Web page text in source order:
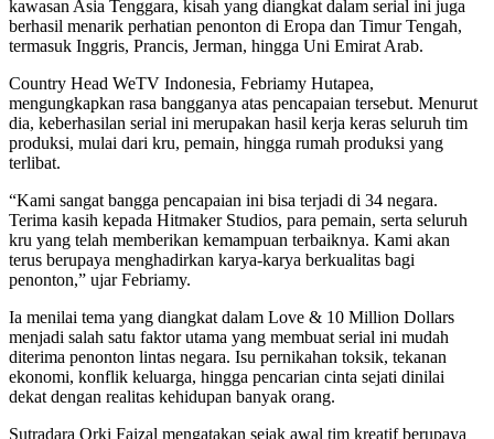
kawasan Asia Tenggara, kisah yang diangkat dalam serial ini juga
berhasil menarik perhatian penonton di Eropa dan Timur Tengah,
termasuk Inggris, Prancis, Jerman, hingga Uni Emirat Arab.
Country Head WeTV Indonesia, Febriamy Hutapea,
mengungkapkan rasa bangganya atas pencapaian tersebut. Menurut
dia, keberhasilan serial ini merupakan hasil kerja keras seluruh tim
produksi, mulai dari kru, pemain, hingga rumah produksi yang
terlibat.
“Kami sangat bangga pencapaian ini bisa terjadi di 34 negara.
Terima kasih kepada Hitmaker Studios, para pemain, serta seluruh
kru yang telah memberikan kemampuan terbaiknya. Kami akan
terus berupaya menghadirkan karya-karya berkualitas bagi
penonton,” ujar Febriamy.
Ia menilai tema yang diangkat dalam Love & 10 Million Dollars
menjadi salah satu faktor utama yang membuat serial ini mudah
diterima penonton lintas negara. Isu pernikahan toksik, tekanan
ekonomi, konflik keluarga, hingga pencarian cinta sejati dinilai
dekat dengan realitas kehidupan banyak orang.
Sutradara Orki Faizal mengatakan sejak awal tim kreatif berupaya